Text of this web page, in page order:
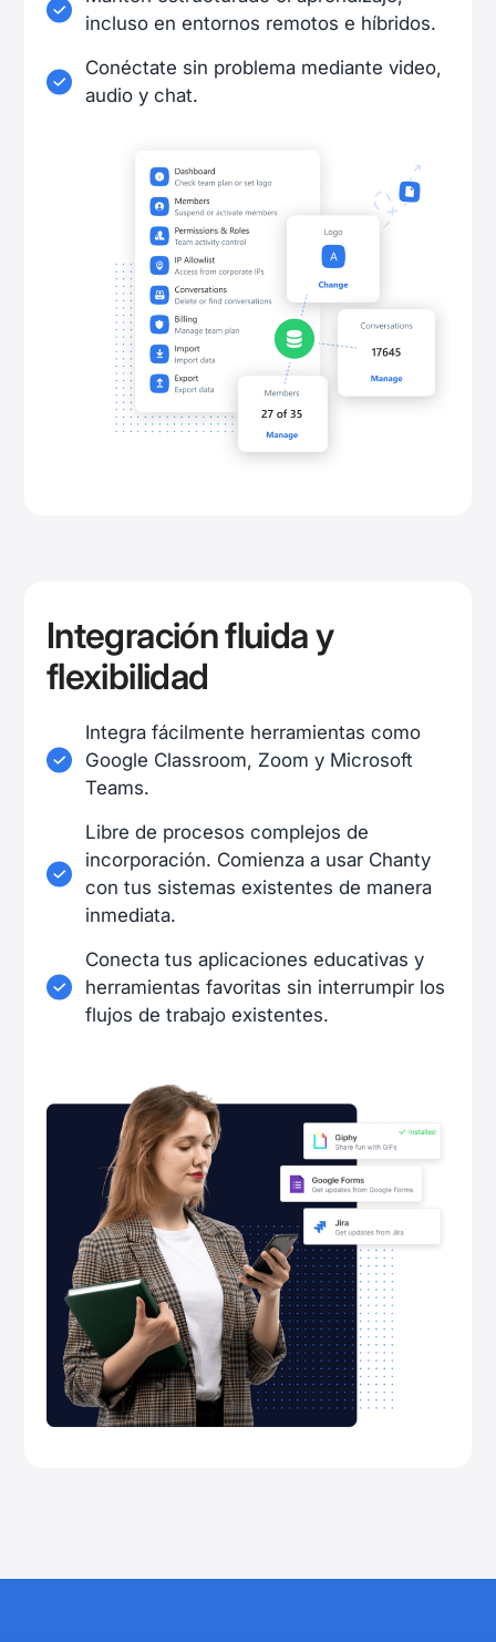
incluso en entornos remotos e híbridos.
Conéctate sin problema mediante video,
audio y chat.
Integración fluida y
flexibilidad
Integra fácilmente herramientas como
Google Classroom, Zoom y Microsoft
Teams.
Libre de procesos complejos de
incorporación. Comienza a usar Chanty
con tus sistemas existentes de manera
inmediata.
Conecta tus aplicaciones educativas y
herramientas favoritas sin interrumpir los
flujos de trabajo existentes.